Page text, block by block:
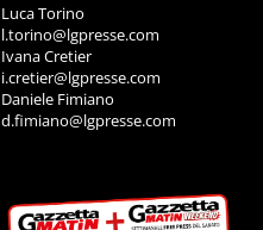
Luca Torino
l.torino@lgpresse.com
Ivana Cretier
i.cretier@lgpresse.com
Daniele Fimiano
d.fimiano@lgpresse.com